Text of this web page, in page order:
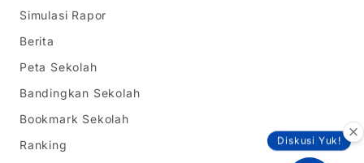
Diskusi Yuk!
Simulasi Rapor
Berita
Peta Sekolah
Bandingkan Sekolah
Bookmark Sekolah
Ranking